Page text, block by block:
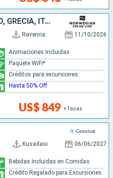
CROACIA, MONTENEGRO, GRECIA, ITALIA
Ravenna 11/10/2026
US$ 849 +Tasas
Animaciones Incluidas
Paquete WiFi*
Créditos para excursiones
Hasta 50% Off
Kusadasi 06/06/2027
Bebidas Incluidas en Comidas
Crédito Regalado para Excursiones